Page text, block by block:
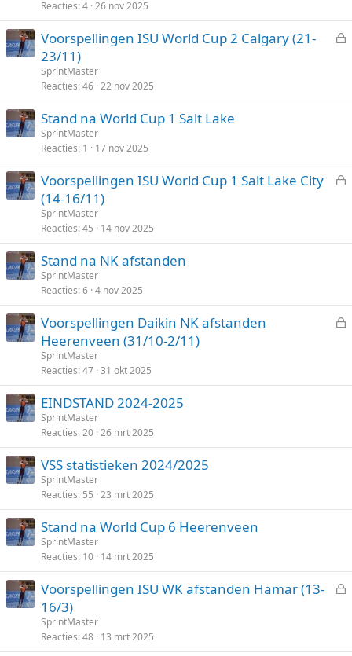
Reacties 4 26 nov 2025
o
Voorspellingen ISU World Cup 2 Calgary (21-
23/11)
SprintMaster
Reacties 46 22 nov 2025
Stand na World Cup 1 Salt Lake
SprintMaster
Reacties 1 17 nov 2025
o
Voorspellingen ISU World Cup 1 Salt Lake City
(14-16/11)
SprintMaster
Reacties 45 14 nov 2025
Stand na NK afstanden
SprintMaster
Reacties 6 4 nov 2025
o
Voorspellingen Daikin NK afstanden
Heerenveen (31/10-2/11)
SprintMaster
Reacties 47 31 okt 2025
EINDSTAND 2024-2025
SprintMaster
Reacties 20 26 mrt 2025
VSS statistieken 2024/2025
SprintMaster
Reacties 55 23 mrt 2025
Stand na World Cup 6 Heerenveen
SprintMaster
Reacties 10 14 mrt 2025
o
Voorspellingen ISU WK afstanden Hamar (13-
16/3)
SprintMaster
Reacties 48 13 mrt 2025